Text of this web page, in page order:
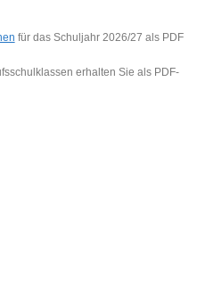
für das Schuljahr 2026/27 als PDF
erhalten Sie als PDF-